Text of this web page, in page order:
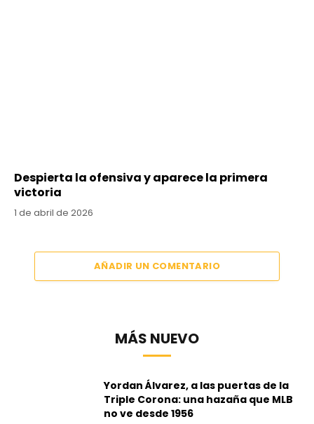
Despierta la ofensiva y aparece la primera
victoria
1 de abril de 2026
AÑADIR UN COMENTARIO
MÁS NUEVO
Yordan Álvarez, a las puertas de la
Triple Corona: una hazaña que MLB
no ve desde 1956